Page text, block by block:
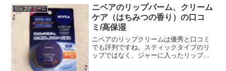
リップクリーム
ニベアのリップバーム、クリーム
ケア（はちみつの香り）の口コ
ミ/高保湿
ニベアのリップクリームは優秀と口コミ
でも評判ですね。スティックタイプのリ
ップではなく、ジャーに入ったリップバ